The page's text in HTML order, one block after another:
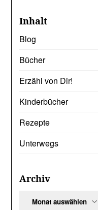
Inhalt
Blog
Bücher
Erzähl von Dir!
Kinderbücher
Rezepte
Unterwegs
Archiv